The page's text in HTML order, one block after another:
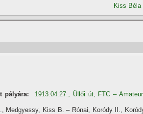
Kiss Béla
pályára:
1913.04.27., Üllői út, FTC –
Medgyessy, Kiss B. – Rónai, Koródy II.,